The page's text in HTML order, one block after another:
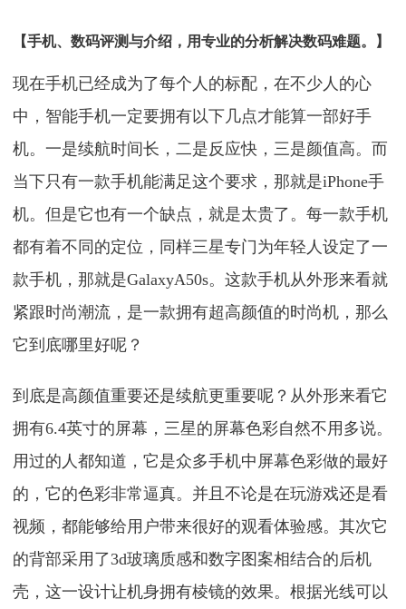
【手机、数码评测与介绍，用专业的分析解决数码难题。】
现在手机已经成为了每个人的标配，在不少人的心
中，智能手机一定要拥有以下几点才能算一部好手
机。一是续航时间长，二是反应快，三是颜值高。而
当下只有一款手机能满足这个要求，那就是iPhone手
机。但是它也有一个缺点，就是太贵了。每一款手机
都有着不同的定位，同样三星专门为年轻人设定了一
款手机，那就是GalaxyA50s。这款手机从外形来看就
紧跟时尚潮流，是一款拥有超高颜值的时尚机，那么
它到底哪里好呢？
到底是高颜值重要还是续航更重要呢？从外形来看它
拥有6.4英寸的屏幕，三星的屏幕色彩自然不用多说。
用过的人都知道，它是众多手机中屏幕色彩做的最好
的，它的色彩非常逼真。并且不论是在玩游戏还是看
视频，都能够给用户带来很好的观看体验感。其次它
的背部采用了3d玻璃质感和数字图案相结合的后机
壳，这一设计让机身拥有棱镜的效果。根据光线可以